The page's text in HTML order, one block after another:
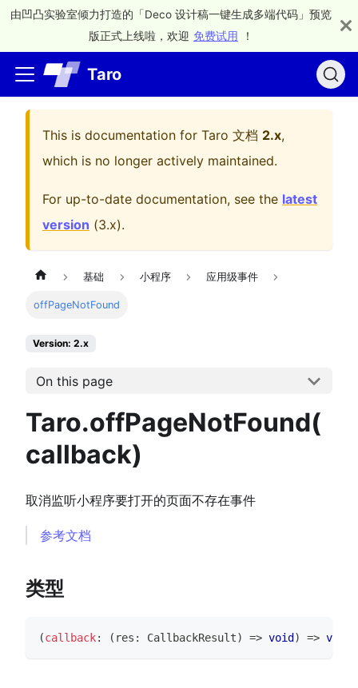
由凹凸实验室倾力打造的「Deco 设计稿一键生成多端代码」预览
版正式上线啦，欢迎 免费试用 ！
Taro
This is documentation for Taro 文档 2.x,
which is no longer actively maintained.
For up-to-date documentation, see the latest
version (3.x).
基础 小程序 应用级事件
offPageNotFound
Version: 2.x
On this page
Taro.offPageNotFound(
callback)
取消监听小程序要打开的页面不存在事件
参考文档
类型
(callback: ( res : CallbackResult) => void ) => void